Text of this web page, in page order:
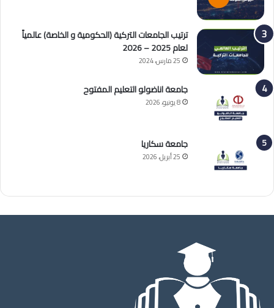
ترتيب الجامعات التركية (الحكومية و الخاصة) عالمياً
لعام 2025 – 2026
25 مارس، 2024
جامعة اناضولو التعليم المفتوح
8 يونيو، 2026
جامعة سكاريا
25 أبريل، 2026